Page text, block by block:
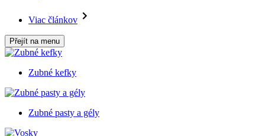
Viac článkov
Přejít na menu
Zubné kefky
Zubné pasty a gély